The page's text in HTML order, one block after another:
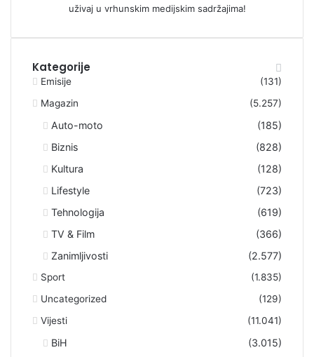
uživaj u vrhunskim medijskim sadržajima!
Kategorije
Emisije
(131)
Magazin
(5.257)
Auto-moto
(185)
Biznis
(828)
Kultura
(128)
Lifestyle
(723)
Tehnologija
(619)
TV & Film
(366)
Zanimljivosti
(2.577)
Sport
(1.835)
Uncategorized
(129)
Vijesti
(11.041)
BiH
(3.015)